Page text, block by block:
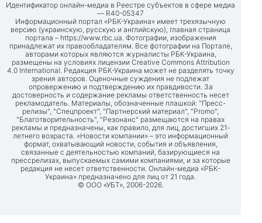
Идентификатор онлайн-медиа в Реестре субъектов в сфере медиа
— R40-05347
Информационный портал «РБК-Украина» имеет трехязычную
версию (украинскую, русскую и английскую), главная страница
портала – https://www.rbc.ua. Фотографии, изображения
принадлежат их правообладателям. Все фотографии на Портале,
авторами которых являются журналисты РБК-Украина,
размещены на условиях лицензии Creative Commons Attribution
4.0 International. Редакция РБК-Украина может не разделять точку
зрения авторов. Оценочные суждения не подлежат
опровержению и подтверждению их правдивости. За
достоверность и содержание рекламы ответственность несет
рекламодатель. Материалы, обозначенные плашкой: "Пресс-
релизы", "Спецпроект", "Партнерский материал", "Promo",
"Благотворительность", "Резонанс" размещаются на правах
рекламы и предназначены, как правило, для лиц, достигших 21-
летнего возраста. «Новости компании» – это информационный
формат, охватывающий новости, события и объявления,
связанные с деятельностью компаний, базирующиеся на
прессрелизах, выпускаемых самими компаниями, и за которые
редакция не несет ответственности. Онлайн-медиа «РБК-
Украина» предназначено для лиц от 21 года.
© ООО «УБТ», 2006-2026.